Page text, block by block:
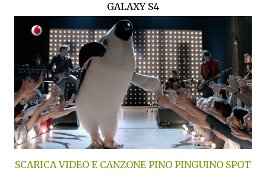
GALAXY S4
SCARICA VIDEO E CANZONE PINO PINGUINO SPOT